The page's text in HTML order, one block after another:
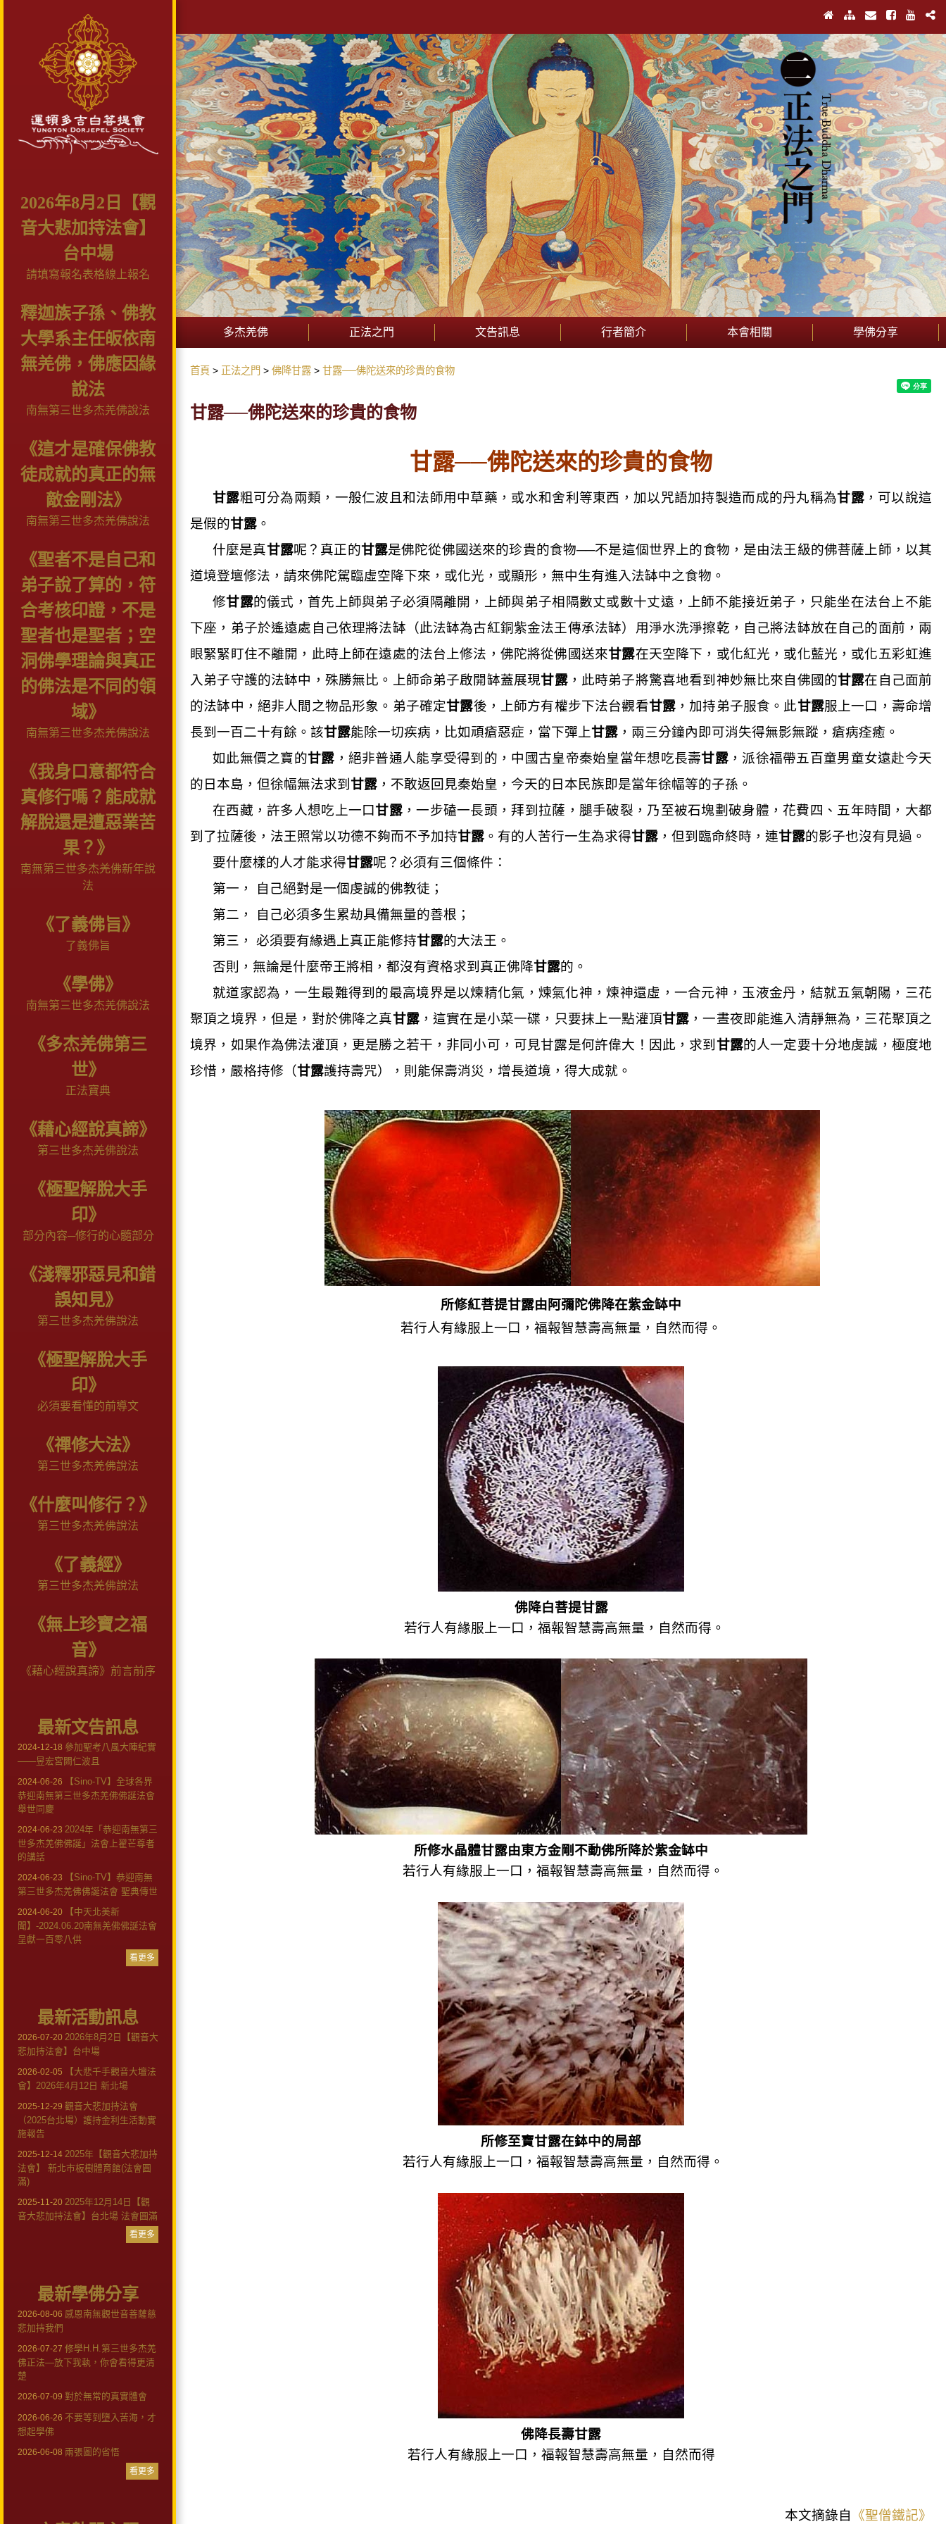
2026年8月2日【觀
音大悲加持法會】
台中場
請填寫報名表格線上報名
釋迦族子孫、佛教
大學系主任皈依南
無羌佛，佛應因緣
說法
南無第三世多杰羌佛說法
《這才是確保佛教
徒成就的真正的無
敵金剛法》
南無第三世多杰羌佛說法
《聖者不是自己和
弟子說了算的，符
合考核印證，不是
聖者也是聖者；空
洞佛學理論與真正
的佛法是不同的領
域》
南無第三世多杰羌佛說法
《我身口意都符合
真修行嗎？能成就
解脫還是遭惡業苦
果？》
南無第三世多杰羌佛新年說
法
《了義佛旨》
了義佛旨
《學佛》
南無第三世多杰羌佛說法
《多杰羌佛第三
世》
正法寶典
《藉心經說真諦》
第三世多杰羌佛說法
《極聖解脫大手
印》
部分內容─修行的心髓部分
《淺釋邪惡見和錯
誤知見》
第三世多杰羌佛說法
《極聖解脫大手
印》
必須要看懂的前導文
《禪修大法》
第三世多杰羌佛說法
《什麼叫修行？》
第三世多杰羌佛說法
《了義經》
第三世多杰羌佛說法
《無上珍寶之福
音》
《藉心經說真諦》前言前序
最新文告訊息
2024-12-18 參加聖考八風大陣紀實
——昱宏宮闕仁波且
2024-06-26
【Sino-TV】全球各界
恭迎南無第三世多杰羌佛佛誕法會
舉世同慶
2024-06-23 2024年「恭迎南無第三
世多杰羌佛佛誕」法會上翟芒尊者
的講話
2024-06-23
【Sino-TV】恭迎南無
第三世多杰羌佛佛誕法會 聖典傳世
2024-06-20
【中天北美新
聞】-2024.06.20南無羌佛佛誕法會
呈獻一百零八供
看更多
最新活動訊息
2026-07-20 2026年8月2日【觀音大
悲加持法會】台中場
2026-02-05
【大悲千手觀音大壇法
會】2026年4月12日 新北場
2025-12-29 觀音大悲加持法會
（2025台北場）護持金利生活動實
施報告
2025-12-14 2025年【觀音大悲加持
法會】 新北市板樹體育館(法會圓
滿)
2025-11-20 2025年12月14日【觀
音大悲加持法會】台北場 法會圓滿
看更多
最新學佛分享
2026-08-06 感恩南無觀世音菩薩慈
悲加持我們
2026-07-27 修學H.H.第三世多杰羌
佛正法—放下我執，你會看得更清
楚
2026-07-09 對於無常的真實體會
2026-06-26 不要等到墮入苦海，才
想起學佛
2026-06-08 兩張圖的省悟
看更多
多杰羌佛 正法之門 文告訊息 行者簡介 本會相關 學佛分享
首頁 正法之門 佛降甘露 甘露──佛陀送來的珍貴的食物
甘露──佛陀送來的珍貴的食物
甘露──佛陀送來的珍貴的食物
甘露粗可分為兩類，一般仁波且和法師用中草藥，或水和舍利等東西，加以咒語加持製造而成的丹丸稱為甘露，可以說這
是假的甘露 。
什麼是真甘露呢？真正的甘露是佛陀從佛國送來的珍貴的食物──不是這個世界上的食物，是由法王級的佛菩薩上師，以其
道境登壇修法，請來佛陀駕臨虛空降下來，或化光，或顯形，無中生有進入法缽中之食物。
修甘露的儀式，首先上師與弟子必須隔離開，上師與弟子相隔數丈或數十丈遠，上師不能接近弟子，只能坐在法台上不能
下座，弟子於遙遠處自己依理將法缽（此法缽為古紅銅紫金法王傳承法缽）用淨水洗淨擦乾，自己將法缽放在自己的面前，兩
眼緊緊盯住不離開，此時上師在遠處的法台上修法，佛陀將從佛國送來甘露在天空降下，或化紅光，或化藍光，或化五彩虹進
入弟子守護的法缽中，殊勝無比。上師命弟子啟開缽蓋展現甘露，此時弟子將驚喜地看到神妙無比來自佛國的甘露在自己面前
的法缽中，絕非人間之物品形象。弟子確定甘露後，上師方有權步下法台觀看甘露 ，加持弟子服食。此甘露服上一口，壽命增
長到一百二十有餘。該甘露能除一切疾病，比如頑瘡惡症，當下彈上甘露 ，兩三分鐘內即可消失得無影無蹤，瘡病痊癒。
如此無價之寶的甘露 ，絕非普通人能享受得到的，中國古皇帝秦始皇當年想吃長壽甘露，派徐福帶五百童男童女遠赴今天
的日本島，但徐幅無法求到 甘露 ，不敢返回見秦始皇，今天的日本民族即是當年徐幅等的子孫。
在西藏，許多人想吃上一口甘露 ，一步磕一長頭，拜到拉薩，腿手破裂，乃至被石塊劃破身體，花費四、五年時間，大都
到了拉薩後，法王照常以功德不夠而不予加持甘露 。有的人苦行一生為求得甘露 ，但到臨命終時，連甘露的影子也沒有見過。
要什麼樣的人才能求得甘露呢？必須有三個條件：
第一，
自己絕對是一個虔誠的佛教徒；
第二，
自己必須多生累劫具備無量的善根；
第三，
必須要有緣遇上真正能修持甘露的大法王。
否則，無論是什麼帝王將相，都沒有資格求到真正佛降甘露的。
就道家認為，一生最難得到的最高境界是以煉精化氣，煉氣化神，煉神還虛，一合元神，玉液金丹，結就五氣朝陽，三花
聚頂之境界，但是，對於佛降之真甘露，這實在是小菜一碟，只要抹上一點灌頂甘露 ，一晝夜即能進入清靜無為，三花聚頂之
境界，如果作為佛法灌頂，更是勝之若干，非同小可，可見甘露是何許偉大！因此，求到 甘露的人一定要十分地虔誠，極度地
珍惜，嚴格持修（甘露護持壽咒），則能保壽消災，增長道境，得大成就。
所修紅菩提甘露由阿彌陀佛降在紫金缽中
若行人有緣服上一口，福報智慧壽高無量，自然而得。
佛降白菩提甘露
若行人有緣服上一口，福報智慧壽高無量，自然而得。
所修水晶體甘露由東方金剛不動佛所降於紫金缽中
若行人有緣服上一口，福報智慧壽高無量，自然而得。
所修至寶甘露在鉢中的局部
若行人有緣服上一口，福報智慧壽高無量，自然而得。
佛降長壽甘露
若行人有緣服上一口，福報智慧壽高無量，自然而得
本文摘錄自 《聖僧鐵記》